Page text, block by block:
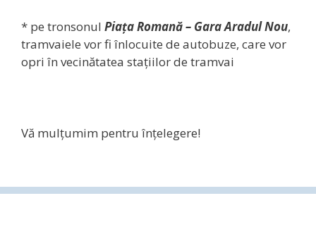
* pe tronsonul Piața Romană– Gara Aradul Nou,
tramvaiele vor fi înlocuite de autobuze, care vor
opri în vecinătatea stațiilor de tramvai
Vă mulțumim pentru înțelegere!